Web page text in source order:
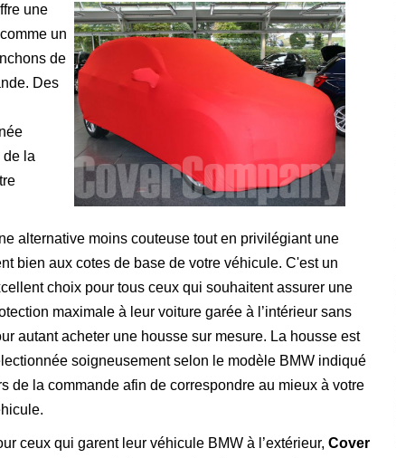
une
un
de
Des
de la
alternative moins couteuse tout en privilégiant une
bien aux cotes de base de votre véhicule. C'est un
choix pour tous ceux qui souhaitent assurer une
maximale à leur voiture garée à l’intérieur sans
autant acheter une housse sur mesure. La housse est
soigneusement selon le modèle BMW indiqué
de la commande afin de correspondre au mieux à votre
ceux qui garent leur véhicule BMW à l’extérieur, Cover